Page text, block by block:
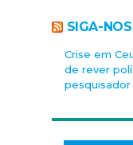
SIGA-
Crise em
de rever
pesquisador